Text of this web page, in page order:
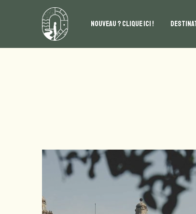
NOUVEAU ? CLIQUE ICI !